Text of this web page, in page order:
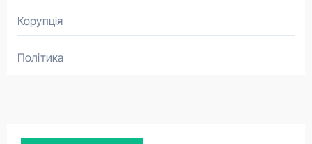
Корупція
Політика